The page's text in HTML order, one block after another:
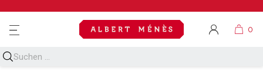
MENU